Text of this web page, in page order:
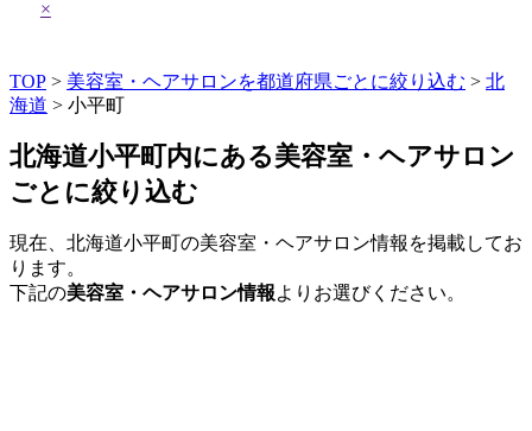
×
TOP > 美容室・ヘアサロンを都道府県ごとに絞り込む > 北
海道 > 小平町
北海道小平町内にある美容室・ヘアサロン
ごとに絞り込む
現在、北海道小平町の美容室・ヘアサロン情報を掲載してお
ります。
下記の美容室・ヘアサロン情報よりお選びください。